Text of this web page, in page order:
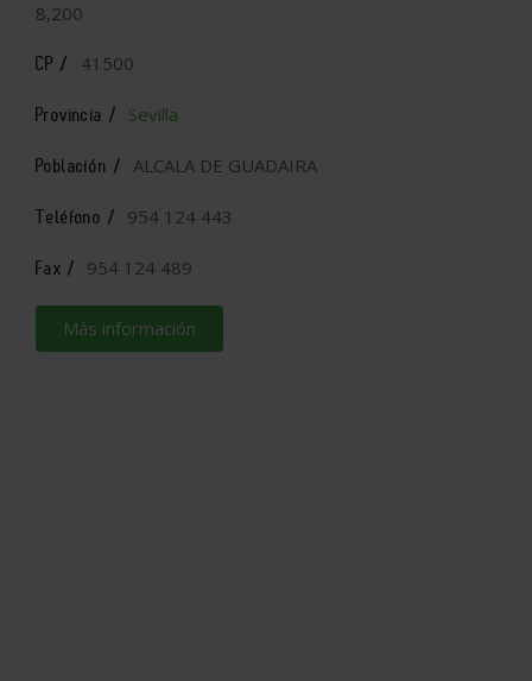
8,200
CP / 41500
Provincia / Sevilla
Población / ALCALA DE GUADAIRA
Teléfono / 954 124 443
Fax / 954 124 489
Más información